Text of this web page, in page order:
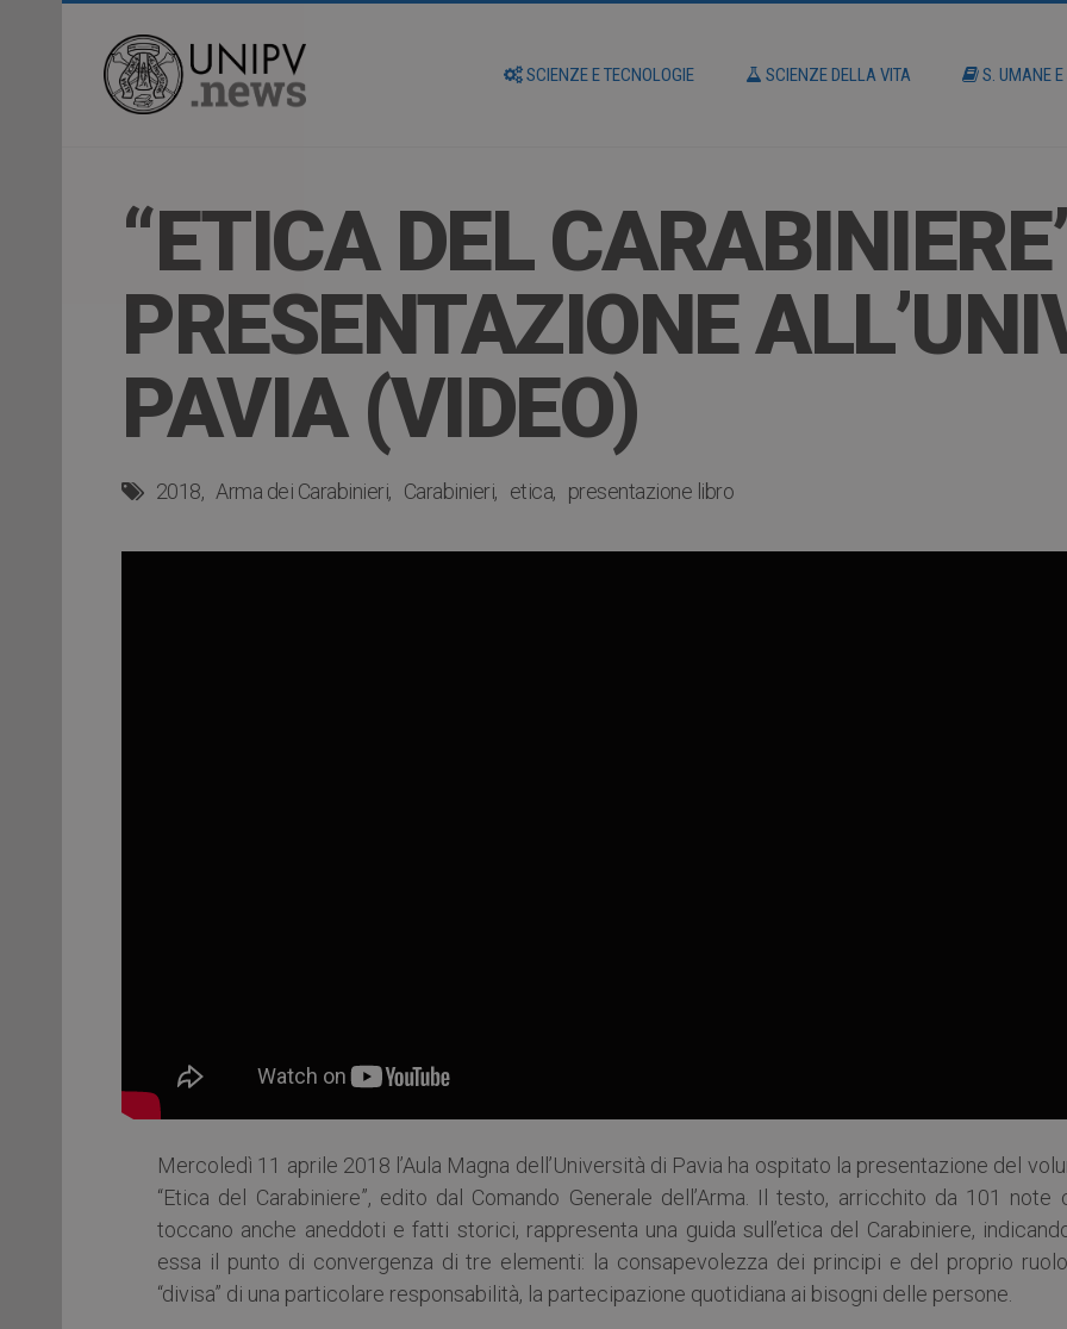
SCIENZE E TECNOLOGIE SCIENZE DELLA VITA S. UMANE
“ETICA DEL
PRESENTAZIONE
PAVIA (VIDEO)
2018 Arma dei Carabinieri Carabinieri etica presentazione libro
Mercoledì 11 aprile 2018 l’Aula Magna dell’Università di Pavia ha ospitato la presentazione del
“Etica del Carabiniere”, edito dal Comando Generale dell’Arma. Il testo, arricchito da 101 note
toccano anche aneddoti e fatti storici, rappresenta una guida sull’etica del Carabiniere,
essa il punto di convergenza di tre elementi: la consapevolezza dei principi e del proprio
“divisa” di una particolare responsabilità, la partecipazione quotidiana ai bisogni delle persone.